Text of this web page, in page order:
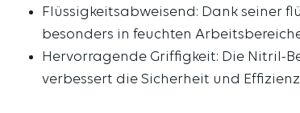
Flüssigkeitsabweisend: Dank seiner
besonders in feuchten
Hervorragende Griffigkeit: Die Nitril-
verbessert die Sicherheit und